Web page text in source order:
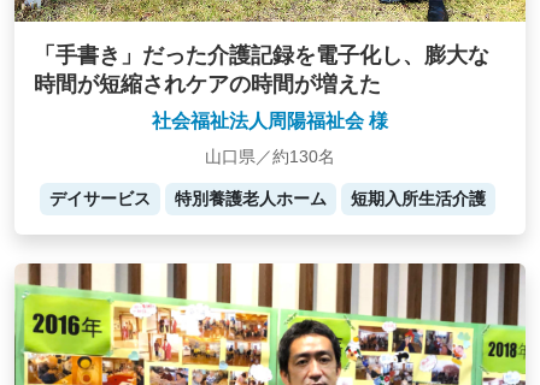
「手書き」だった介護記録を電子化し、膨大な
時間が短縮されケアの時間が増えた
社会福祉法人周陽福祉会 様
山口県／約130名
デイサービス 特別養護老人ホーム 短期入所生活介護